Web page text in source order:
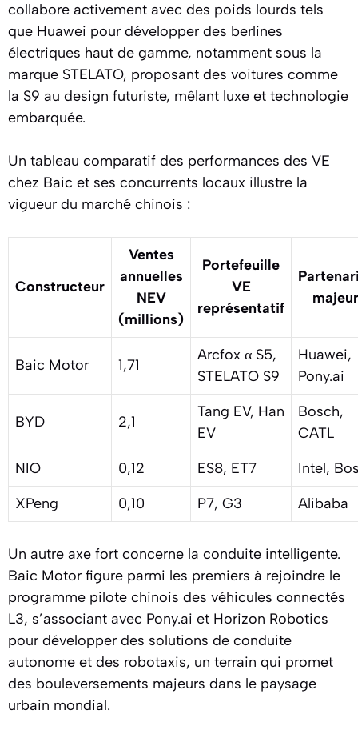
collabore activement avec des poids lourds tels
que Huawei pour développer des berlines
électriques haut de gamme, notamment sous la
marque STELATO, proposant des voitures comme
la S9 au design futuriste, mêlant luxe et technologie
embarquée.
Un tableau comparatif des performances des VE
chez Baic et ses concurrents locaux illustre la
vigueur du marché chinois :
Constructeur
Ventes
annuelles
NEV
(millions)
Portefeuille
VE
représentatif
Baic Motor 1,71
Arcfox α S5,
STELATO S9
Huawei,
Pony.ai
BYD 2,1
Tang EV, Han
EV
Bosch,
CATL
NIO
0,12 ES8, ET7
Intel,
XPeng
0,10 P7, G3 Alibaba
Un autre axe fort concerne la conduite intelligente.
Baic Motor figure parmi les premiers à rejoindre le
programme pilote chinois des véhicules connectés
L3, s’associant avec Pony.ai et Horizon Robotics
pour développer des solutions de conduite
autonome et des robotaxis, un terrain qui promet
des bouleversements majeurs dans le paysage
urbain mondial.